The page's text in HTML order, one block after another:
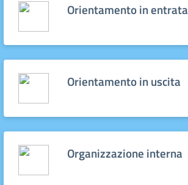
Orientamento in entrata
Orientamento in uscita
Organizzazione interna